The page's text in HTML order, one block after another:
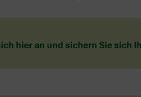
hier an und sichern Sie sich